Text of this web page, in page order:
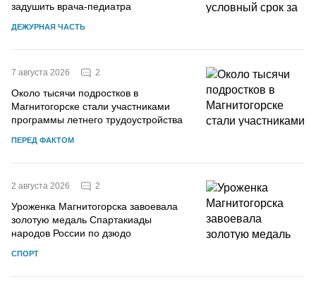
задушить врача-педиатра
ДЕЖУРНАЯ ЧАСТЬ
7 августа 2026 2
Около тысячи подростков в
Магнитогорске стали участниками
программы летнего трудоустройства
ПЕРЕД ФАКТОМ
2 августа 2026 2
Уроженка Магнитогорска завоевала
золотую медаль Спартакиады
народов России по дзюдо
СПОРТ